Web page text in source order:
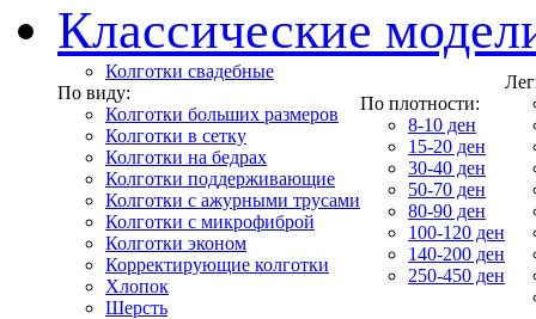
Классические
Колготки свадебные
По виду:
Колготки больших размеров
Колготки в сетку
Колготки на бедрах
Колготки поддерживающие
Колготки с ажурными трусами
Колготки с микрофиброй
Колготки эконом
Корректирующие колготки
Хлопок
Шерсть
По плотности:
8-10 ден
15-20 ден
30-40 ден
50-70 ден
80-90 ден
100-120 ден
140-200 ден
250-450 ден